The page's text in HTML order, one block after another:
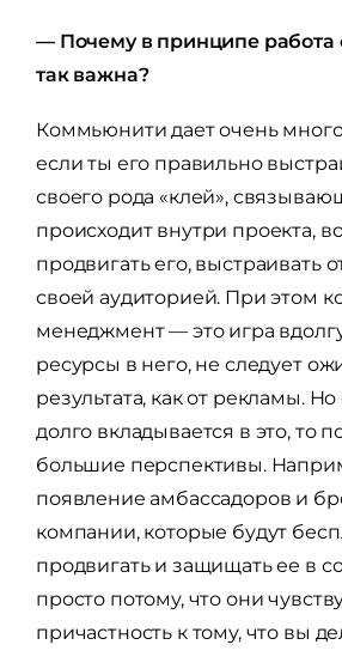
— Почему в принципе работа
так важна?
Коммьюнити дает очень
если ты его правильно
своего рода «клей»,
происходит внутри проекта,
продвигать его, выстраивать
своей аудиторией. При этом
менеджмент — это игра
ресурсы в него, не следует
результата, как от рекламы.
долго вкладывается в это, то
большие перспективы.
появление амбассадоров и
компании, которые будут
продвигать и защищать ее в
просто потому, что они
причастность к тому, что вы